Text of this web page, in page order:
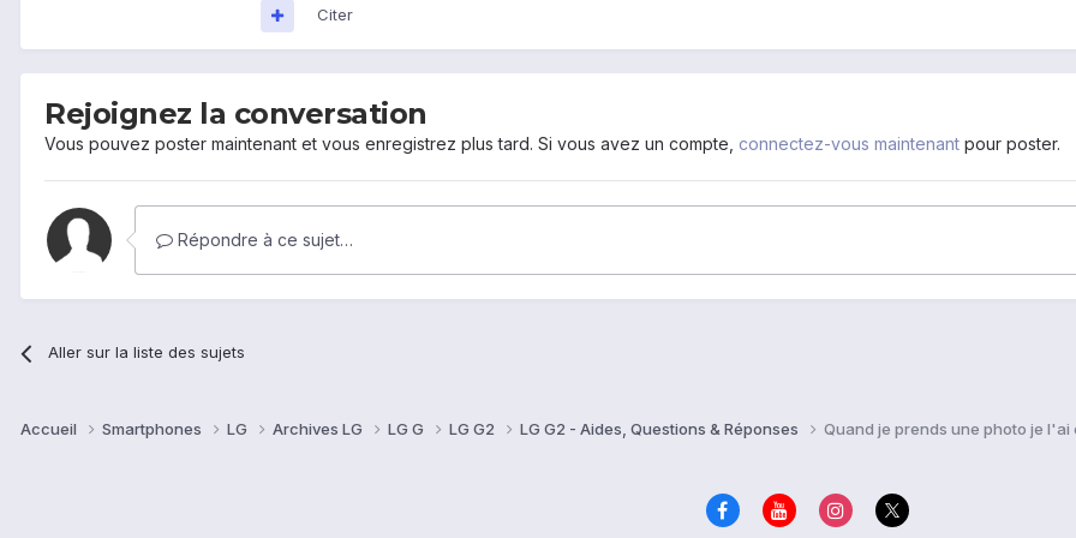
Citer
Rejoignez la conversation
Vous pouvez poster maintenant et vous enregistrez plus tard. Si vous avez un compte, connectez-vous maintenant pour poster.
Répondre à ce sujet…
Aller sur la liste des sujets
Accueil Smartphones LG Archives LG LG G LG G2 LG G2 - Aides, Questions & Réponses Quand je prends une photo je l'ai